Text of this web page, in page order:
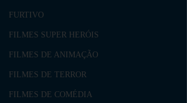
FURTIVO
FILMES SUPER HERÓIS
FILMES DE ANIMAÇÃO
FILMES DE TERROR
FILMES DE COMÉDIA